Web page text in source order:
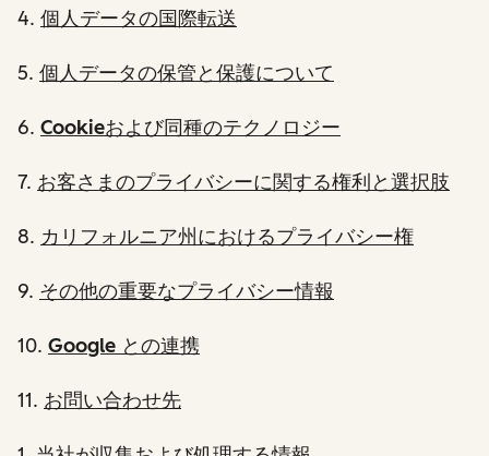
4. 個人データの国際転送
5. 個人データの保管と保護について
6. Cookieおよび同種のテクノロジー
7. お客さまのプライバシーに関する権利と選択肢
8. カリフォルニア州におけるプライバシー権
9. その他の重要なプライバシー情報
10. Google との連携
11. お問い合わせ先